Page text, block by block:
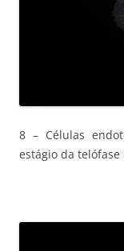
8 – Células
estágio da telófase